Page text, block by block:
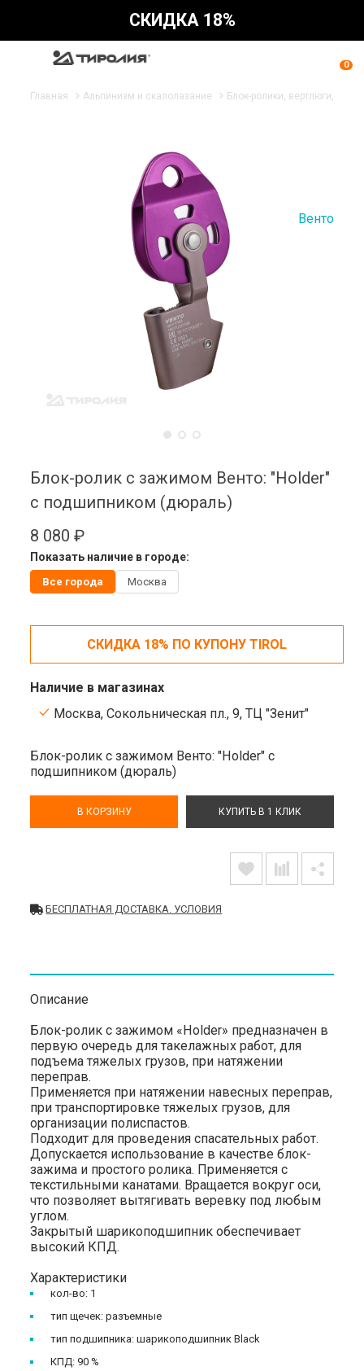
СКИДКА 18%
0
Главная Альпинизм и скалолазание Блок-ролики, вертлюги,
Венто
Блок-ролик с зажимом Венто: "Holder"
с подшипником (дюраль)
8 080 ₽
Показать наличие в городе:
Все города Москва
СКИДКА 18% ПО КУПОНУ TIROL
Наличие в магазинах
Москва, Сокольническая пл., 9, ТЦ "Зенит"
Блок-ролик с зажимом Венто: "Holder" с
подшипником (дюраль)
В КОРЗИНУ КУПИТЬ В 1 КЛИК
БЕСПЛАТНАЯ ДОСТАВКА. УСЛОВИЯ
Описание
Блок-ролик с зажимом «Holder» предназначен в
первую очередь для такелажных работ, для
подъема тяжелых грузов, при натяжении
переправ.
Применяется при натяжении навесных переправ,
при транспортировке тяжелых грузов, для
организации полиспастов.
Подходит для проведения спасательных работ.
Допускается использование в качестве блок-
зажима и простого ролика. Применяется с
текстильными канатами. Вращается вокруг оси,
что позволяет вытягивать веревку под любым
углом.
Закрытый шарикоподшипник обеспечивает
высокий КПД.
Характеристики
кол-во: 1
тип щечек: разъемные
тип подшипника: шарикоподшипник Black
КПД: 90 %